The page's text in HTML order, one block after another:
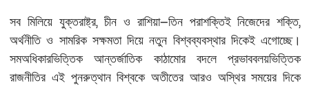
সব মিলিয়ে যুক্তরাষ্ট্র,চীন ও রাশিয়া—তিন পরাশক্তিই নিজেদের শক্তি,
অর্থনীতি ও সামরিক সক্ষমতা দিয়ে নতুন বিশ্বব্যবস্থার দিকেই এগোচ্ছে।
সমঅধিকারভিত্তিক
আন্তর্জাতিক কাঠামোর বদলে
প্রভাববলয়ভিত্তিক
রাজনীতির এই পুনরুত্থান বিশ্বকে অতীতের আরও অস্থির সময়ের দিকে